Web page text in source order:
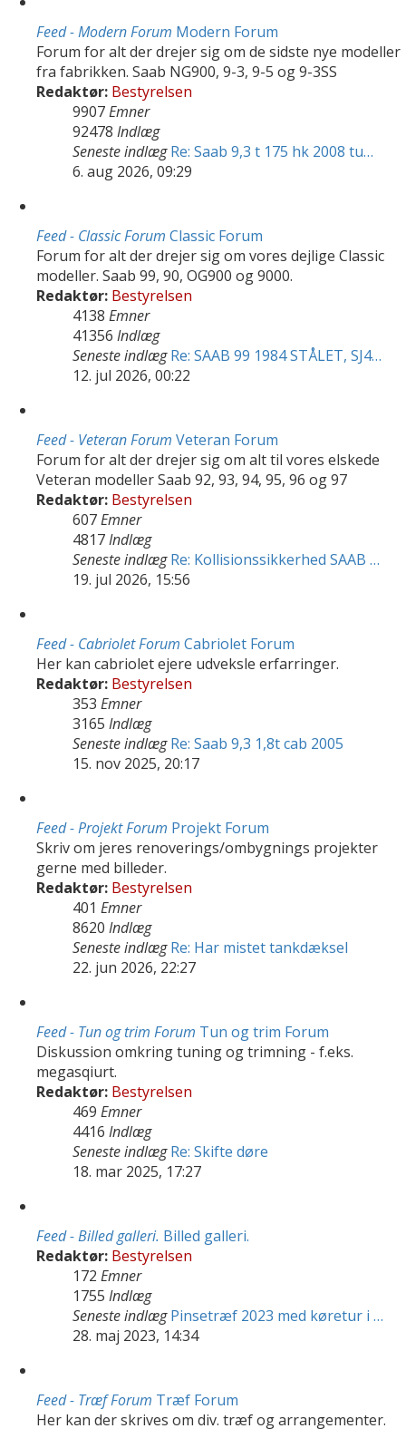
Feed - Modern Forum Modern Forum
Forum for alt der drejer sig om de sidste nye modeller
fra fabrikken. Saab NG900, 9-3, 9-5 og 9-3SS
Redaktør: Bestyrelsen
9907Emner
92478 Indlæg
Seneste indlæg Re: Saab 9,3 t 175 hk 2008 tu…
6. aug 2026, 09:29
Feed - Classic Forum Classic Forum
Forum for alt der drejer sig om vores dejlige Classic
modeller. Saab 99, 90, OG900 og 9000.
Redaktør: Bestyrelsen
4138 Emner
41356 Indlæg
Seneste indlæg Re: SAAB 99 1984 STÅLET, SJ4…
12. jul 2026, 00:22
Feed - Veteran Forum Veteran Forum
Forum for alt der drejer sig om alt til vores elskede
Veteran modeller Saab 92, 93, 94, 95, 96 og 97
Redaktør: Bestyrelsen
607Emner
4817Indlæg
Seneste indlæg Re: Kollisionssikkerhed SAAB …
19. jul 2026, 15:56
Feed - Cabriolet Forum Cabriolet Forum
Her kan cabriolet ejere udveksle erfarringer.
Redaktør: Bestyrelsen
353 Emner
3165 Indlæg
Seneste indlæg Re: Saab 9,3 1,8t cab 2005
15. nov 2025, 20:17
Feed - Projekt Forum Projekt Forum
Skriv om jeres renoverings/ombygnings projekter
gerne med billeder.
Redaktør: Bestyrelsen
401 Emner
8620 Indlæg
Seneste indlæg Re: Har mistet tankdæksel
22. jun 2026, 22:27
Feed - Tun og trim Forum Tun og trim Forum
Diskussion omkring tuning og trimning - f.eks.
megasqiurt.
Redaktør: Bestyrelsen
469 Emner
4416 Indlæg
Seneste indlæg Re: Skifte døre
18. mar 2025, 17:27
Feed - Billed galleri. Billed galleri.
Redaktør: Bestyrelsen
172 Emner
1755 Indlæg
Seneste indlæg Pinsetræf 2023 med køretur i …
28. maj 2023, 14:34
Feed - Træf Forum Træf Forum
Her kan der skrives om div. træf og arrangementer.